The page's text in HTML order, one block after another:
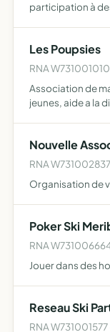
participation à
etablissement de
Les Poupsies
RNA
Association de
jeunes, aide a la
Nouvelle
RNA
Organisation de
Poker Ski
RNA
Jouer dans des
Reseau Ski
RNA